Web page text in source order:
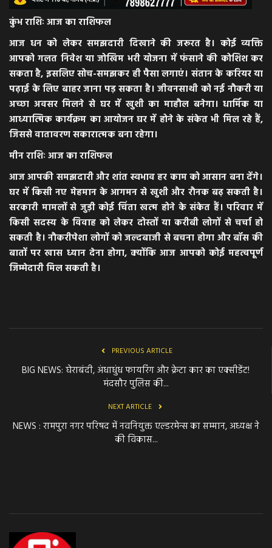
कुंभ राशिः आज का राशिफल
आज धन को लेकर समझदारी दिखाने की जरूरत है। कोई व्यक्ति
आपको गलत निवेश या जोखिम भरी योजना में फंसाने की कोशिश कर
सकता है, इसलिए सोच-समझकर ही पैसा लगाएं। संतान के करियर या
पढ़ाई के लिए बाहर जाना पड़ सकता है। जीवनसाथी को नई नौकरी या
अच्छा अवसर मिलने से घर में खुशी का माहौल बनेगा। धार्मिक या
आध्यात्मिक कार्यक्रम का आयोजन घर में होने के संकेत भी मिल रहे हैं,
जिससे वातावरण सकारात्मक बना रहेगा।
मीन राशिः आज का राशिफल
आज आपकी समझदारी और शांत स्वभाव हर काम को आसान बना देंगे।
घर में किसी नए मेहमान के आगमन से खुशी और रौनक बढ़ सकती है।
सरकारी मामलों से जुड़ी कोई चिंता खत्म होने के संकेत हैं। परिवार में
किसी सदस्य के विवाह को लेकर दोस्तों या करीबी लोगों से चर्चा हो
सकती है। नौकरीपेशा लोगों को जल्दबाजी से बचना होगा और बॉस की
बातों पर खास ध्यान देना होगा, क्योंकि आज आपको कोई महत्वपूर्ण
जिम्मेदारी मिल सकती है।
PREVIOUS ARTICLE
BIG NEWS: घेराबंदी, अंधाधुंध फायरिंग और क्रेटा कार का एक्सीडेंट!
मंदसौर पुलिस की...
NEXT ARTICLE
NEWS : रामपुरा नगर परिषद में नवनियुक्त एल्डरमेन्स का सम्मान, अध्यक्ष ने
की विकास...